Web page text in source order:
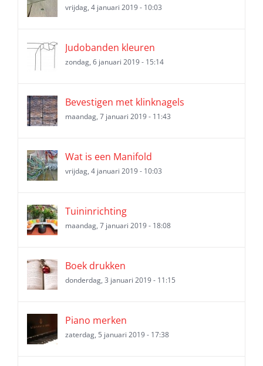
vrijdag, 4 januari 2019 - 10:03
Judobanden kleuren
zondag, 6 januari 2019 - 15:14
Bevestigen met klinknagels
maandag, 7 januari 2019 - 11:43
Wat is een Manifold
vrijdag, 4 januari 2019 - 10:03
Tuininrichting
maandag, 7 januari 2019 - 18:08
Boek drukken
donderdag, 3 januari 2019 - 11:15
Piano merken
zaterdag, 5 januari 2019 - 17:38